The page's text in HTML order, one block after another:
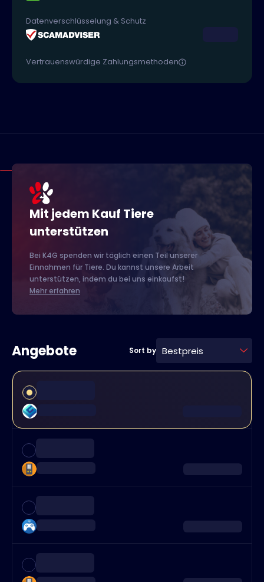
Datenverschlüsselung & Schutz
Vertrauenswürdige Zahlungsmethoden
Mit jedem Kauf Tiere
unterstützen
Bei K4G spenden wir täglich einen Teil unserer
Einnahmen für Tiere. Du kannst unsere Arbeit
unterstützen, indem du bei uns einkaufst!
Mehr erfahren
Angebote Sort by Bestpreis